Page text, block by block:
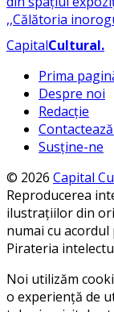
CapitalCultural.
Prima
Despre noi
Redacție
Susține-ne
© 2026 Capital
Reproducerea
ilustrațiilor din
numai cu
Pirateria
Noi utilizăm
o experiență de